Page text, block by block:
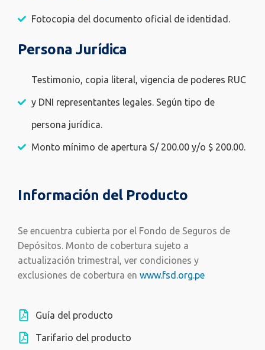
Fotocopia del documento oficial de identidad.
Persona Jurídica
Testimonio, copia literal, vigencia de poderes RUC
y DNI representantes legales. Según tipo de
persona jurídica.
Monto mínimo de apertura S/ 200.00 y/o $ 200.00.
Información del Producto
Se encuentra cubierta por el Fondo de Seguros de
Depósitos. Monto de cobertura sujeto a
actualización trimestral, ver condiciones y
exclusiones de cobertura en www.fsd.org.pe
Guía del producto
Tarifario del producto